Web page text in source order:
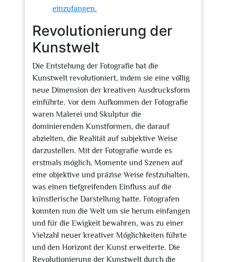
einzufangen.
Revolutionierung der
Kunstwelt
Die Entstehung der Fotografie hat die
Kunstwelt revolutioniert, indem sie eine völlig
neue Dimension der kreativen Ausdrucksform
einführte. Vor dem Aufkommen der Fotografie
waren Malerei und Skulptur die
dominierenden Kunstformen, die darauf
abzielten, die Realität auf subjektive Weise
darzustellen. Mit der Fotografie wurde es
erstmals möglich, Momente und Szenen auf
eine objektive und präzise Weise festzuhalten,
was einen tiefgreifenden Einfluss auf die
künstlerische Darstellung hatte. Fotografen
konnten nun die Welt um sie herum einfangen
und für die Ewigkeit bewahren, was zu einer
Vielzahl neuer kreativer Möglichkeiten führte
und den Horizont der Kunst erweiterte. Die
Revolutionierung der Kunstwelt durch die